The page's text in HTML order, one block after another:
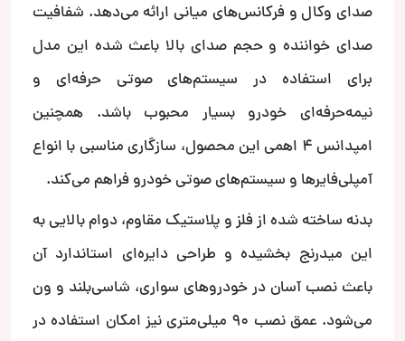
صدای وکال و فرکانس‌های میانی ارائه می‌دهد. شفافیت
صدای خواننده و حجم صدای بالا باعث شده این مدل
برای استفاده در سیستم‌های صوتی حرفه‌ای و
نیمه‌حرفه‌ای خودرو بسیار محبوب باشد. همچنین
امپدانس ۴ اهمی این محصول، سازگاری مناسبی با انواع
آمپلی‌فایرها و سیستم‌های صوتی خودرو فراهم می‌کند.
بدنه ساخته شده از فلز و پلاستیک مقاوم، دوام بالایی به
این میدرنج بخشیده و طراحی دایره‌ای استاندارد آن
باعث نصب آسان در خودروهای سواری، شاسی‌بلند و ون
می‌شود. عمق نصب ۹۰ میلی‌متری نیز امکان استفاده در